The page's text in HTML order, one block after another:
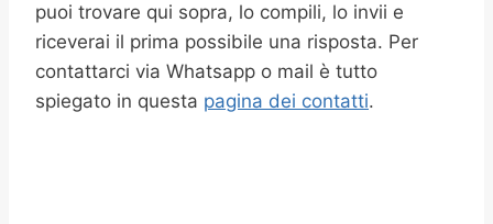
puoi trovare qui sopra, lo compili, lo invii e
riceverai il prima possibile una risposta. Per
contattarci via Whatsapp o mail è tutto
spiegato in questa pagina dei contatti.